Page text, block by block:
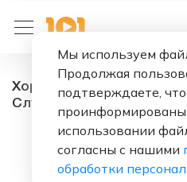
Хорошее настроение из
Слушать бесплатно
Мы используем
Продолжая
подтверждаете,
проинформированы
использовании
согласны с нашими
обработки